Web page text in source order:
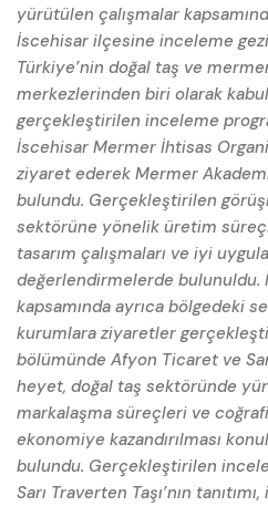
yürütülen çalışmalar
İscehisar ilçesine inceleme
Türkiye’nin doğal taş ve
merkezlerinden biri olarak
gerçekleştirilen inceleme
İscehisar Mermer İhtisas
ziyaret ederek Mermer
bulundu. Gerçekleştirilen
sektörüne yönelik üretim
tasarım çalışmaları ve iyi
değerlendirmelerde bulunuldu.
kapsamında ayrıca bölgedeki
kurumlara ziyaretler
bölümünde Afyon Ticaret ve
heyet, doğal taş sektöründe
markalaşma süreçleri ve
ekonomiye kazandırılması
bulundu. Gerçekleştirilen
Sarı Traverten Taşı’nın